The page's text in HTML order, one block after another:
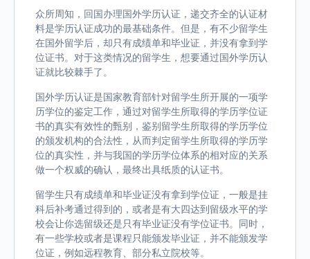
众所周知，回国办理国外学历认证，递交齐全的认证材
料是学历认证成功的最基础条件。但是，有不少留学生
在国外留学后，却只有成绩单和毕业证，并没有拿到学
位证书。对于这类情况的留学生，想要通过国外学历认
证就比较棘手了。
国外学历认证是国家教育部针对留学生所开展的一项学
历学位的鉴定工作，通过对留学生所取得的学历学位证
书的真实有效性的甄别，鉴别留学生所取得的学历学位
的颁发机构的合法性，从而判定留学生所取得的学历学
位的真实性，并与我国的学历学位体系的相对应的关系
做一个权威的确认，最终出具纸质的认证书。
留学生只有成绩单和毕业证没有拿到学位证，一般是挂
科后补考通过得到的，或者是有大四达到留级水平的学
校会让你选留级还是只有毕业证没有学位证书。同时，
有一些学校或者是课程只能颁发毕业证，并不能颁发学
位证，例如远程教育、部分私立院校等。